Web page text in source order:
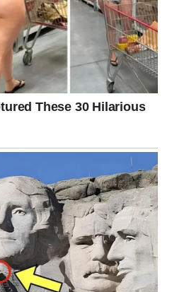
važan indikator. Ako
znači da imate dobar
mase. Izbjegavajte rigorozne
na postepene promjene u
koja pomaže u
Redovno vežbanje, čak i
ogromnu razliku u